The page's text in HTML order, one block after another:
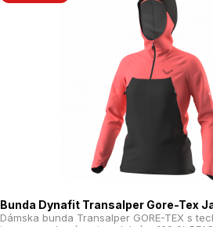
Bunda Dynafit Transalper Gore-Tex
Dámska bunda Transalper GORE-TEX s